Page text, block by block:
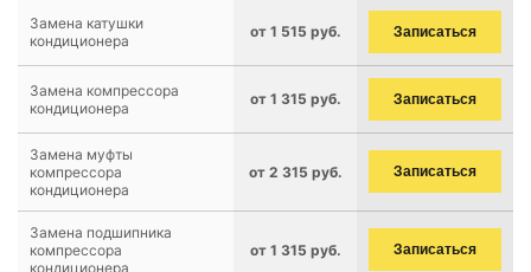
Замена катушки
кондиционера
от 1 515 руб. Записаться
Замена компрессора
кондиционера
от 1 315 руб. Записаться
Замена муфты
компрессора
кондиционера
от 2 315 руб. Записаться
Замена подшипника
компрессора
кондиционера
от 1 315 руб. Записаться